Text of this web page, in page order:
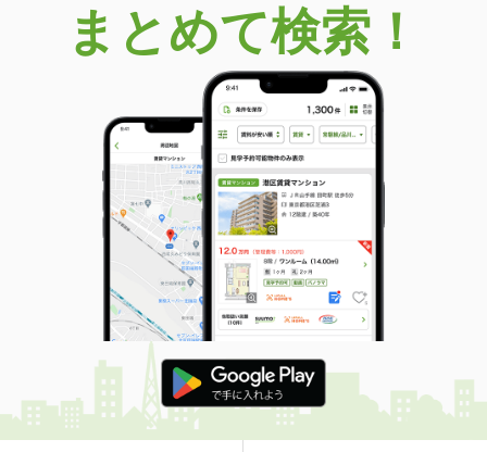
まとめて検索！